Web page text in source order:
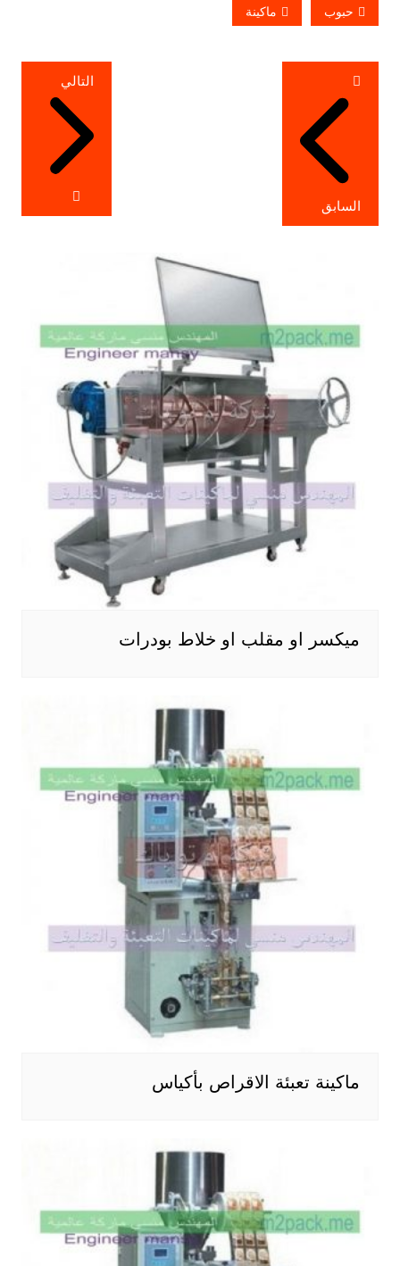
حبوب ماكينة
تصفّح
المقالات
السابق
التالي
ميكسر او مقلب او خلاط بودرات
ماكينة تعبئة الاقراص بأكياس